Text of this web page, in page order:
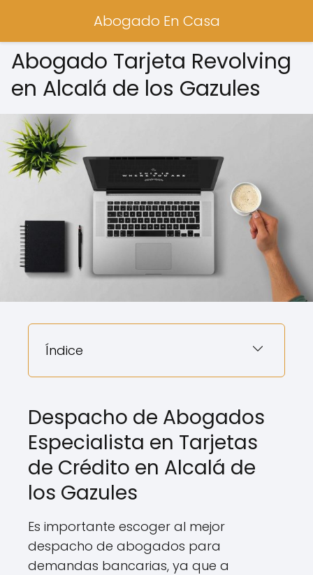
Abogado En Casa
Abogado Tarjeta Revolving
en Alcalá de los Gazules
Índice
Despacho de Abogados
Especialista en Tarjetas
de Crédito en Alcalá de
los Gazules
Es importante escoger al mejor
despacho de abogados para
demandas bancarias, ya que a